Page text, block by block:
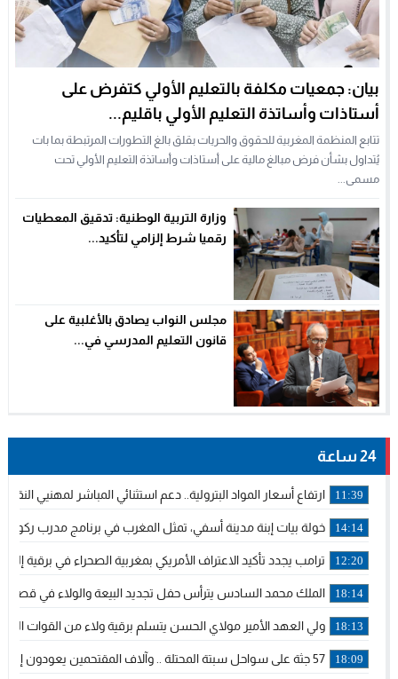
بيان: جمعيات مكلفة بالتعليم الأولي كتفرض على
أستاذات وأساتذة التعليم الأولي باقليم...
تتابع المنظمة المغربية للحقوق والحريات بقلق بالغ التطورات المرتبطة بما بات
يُتداول بشأن فرض مبالغ مالية على أستاذات وأساتذة التعليم الأولي تحت
مسمى...
وزارة التربية الوطنية: تدقيق المعطيات
رقميا شرط إلزامي لتأكيد...
مجلس النواب يصادق بالأغلبية على
قانون التعليم المدرسي في...
24 ساعة
11:39 ارتفاع أسعار المواد البترولية.. دعم استثنائي المباشر لمهنيي
14:14 خولة بيات إبنة مدينة أسفي، تمثل المغرب في برنامج مدرب ركوب
12:20 ترامب يجدد تأكيد الاعتراف الأمريكي بمغربية الصحراء في برقية إلى
18:14 الملك محمد السادس يترأس حفل تجديد البيعة والولاء في قصر
18:13 ولي العهد الأمير مولاي الحسن يتسلم برقية ولاء من القوات
18:09 57 جثة على سواحل سبتة المحتلة .. وآلاف المقتحمين يعودون إلى المغرب